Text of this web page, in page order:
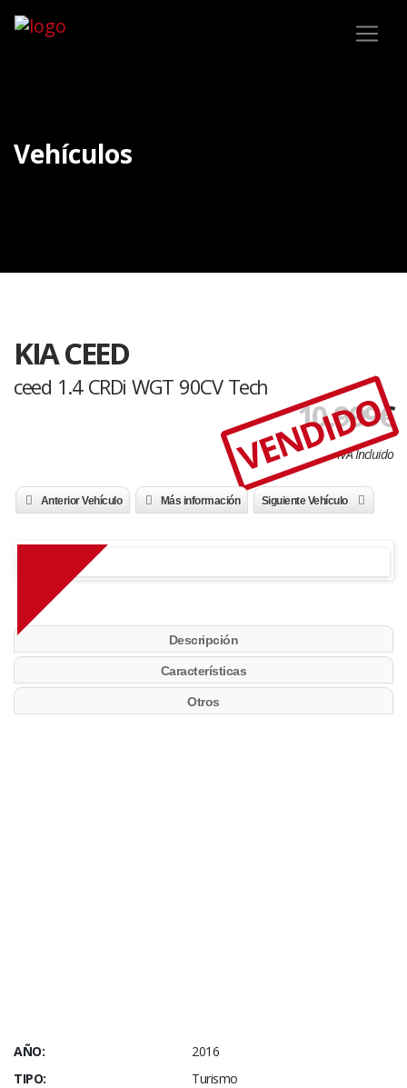
Vehículos
KIA CEED
ceed 1.4 CRDi WGT 90CV Tech
10.999€
IVA Incluido
VENDIDO
Anterior Vehículo Más información Siguiente Vehículo
Descripción
Características
Otros
AÑO:
2016
TIPO:
Turismo